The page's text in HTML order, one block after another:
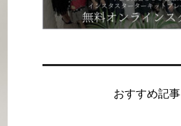
おすすめ記事